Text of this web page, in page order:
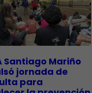
Santiago Mariño
jornada de
para